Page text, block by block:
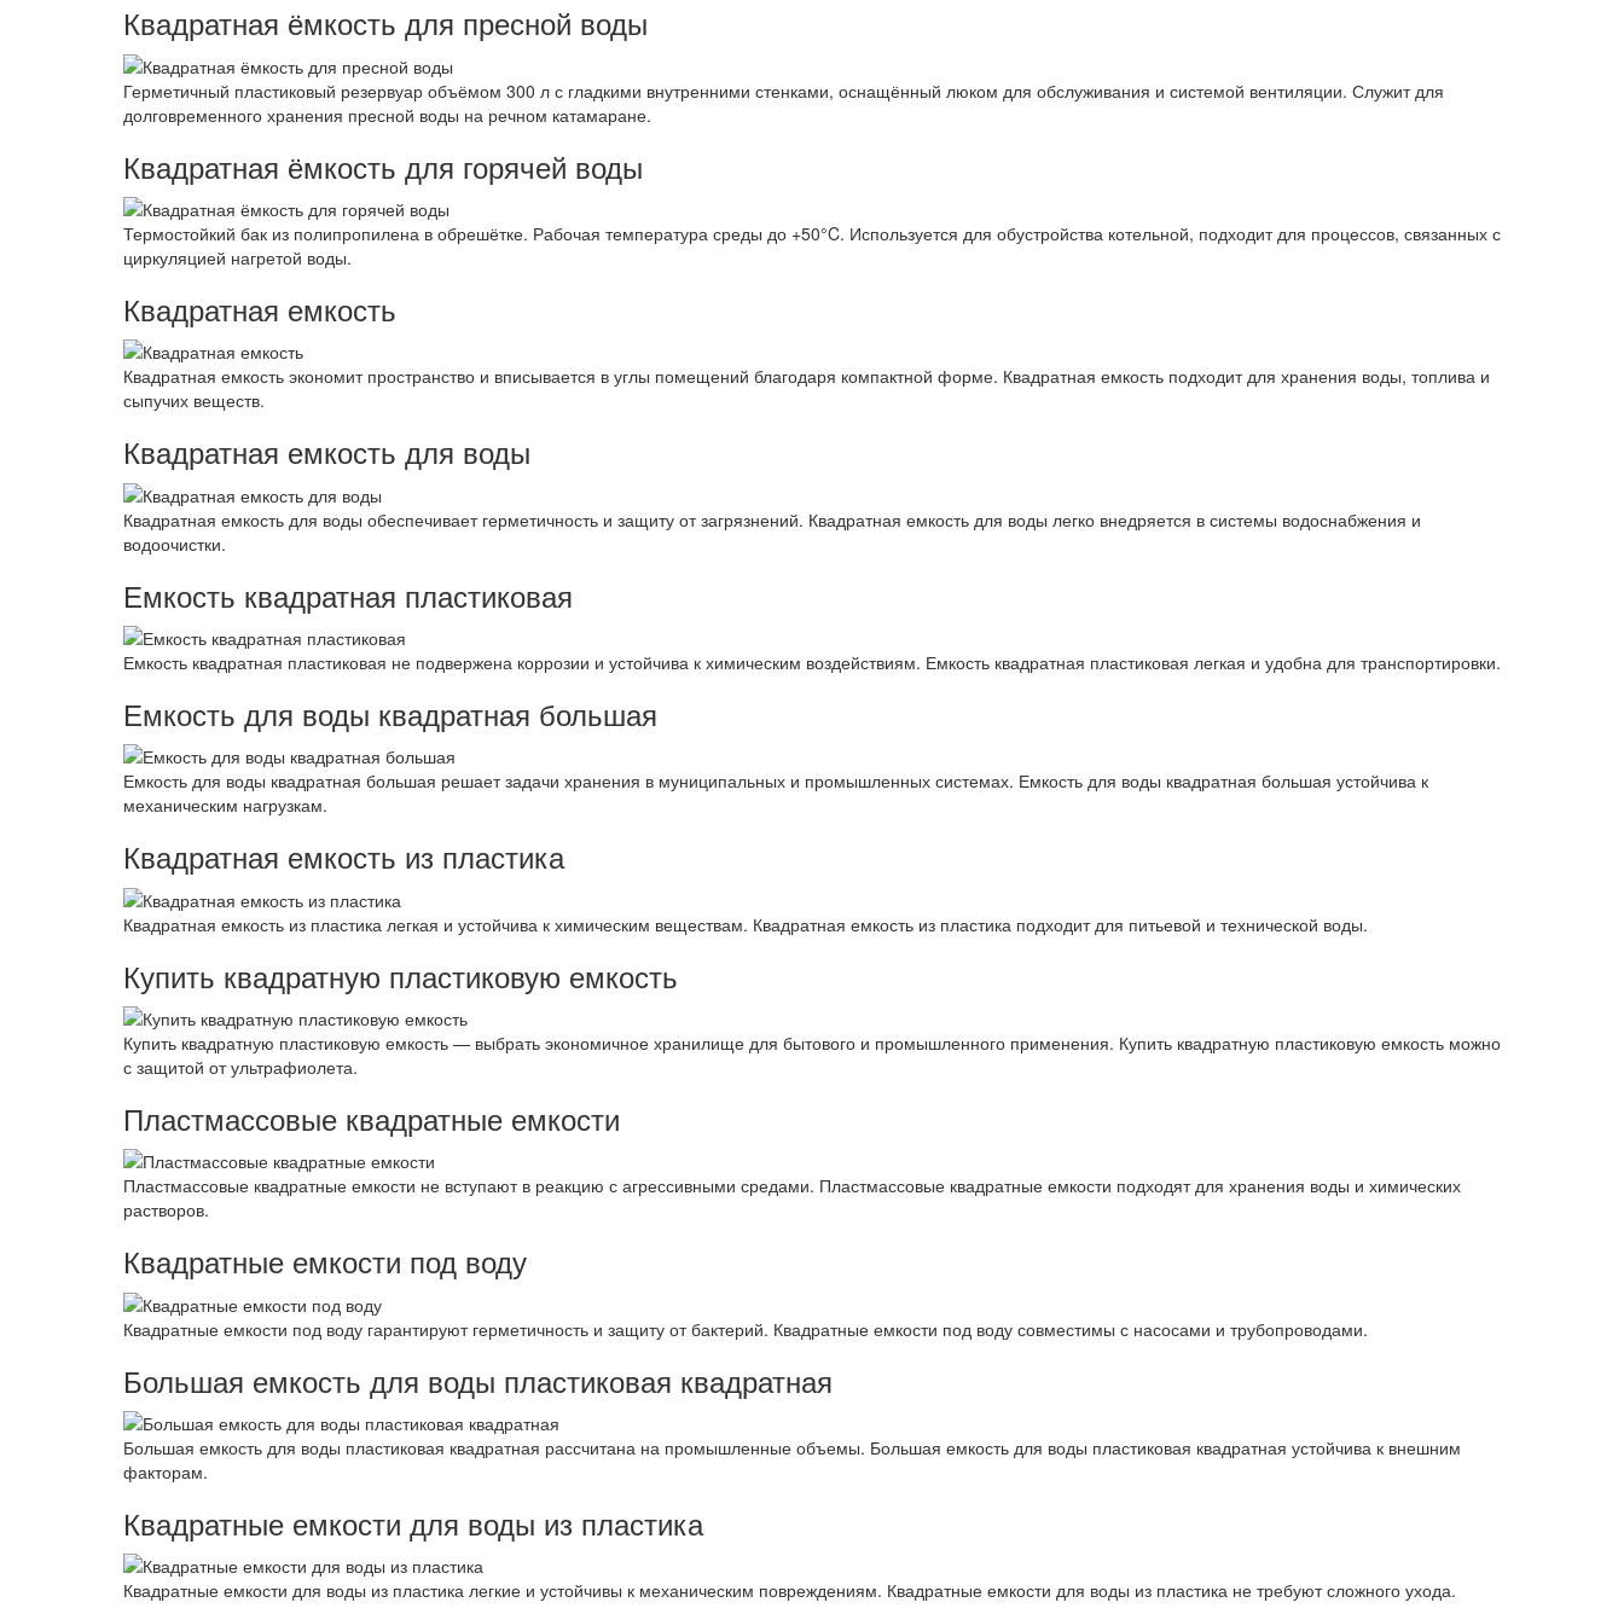
Квадратная ёмкость для пресной воды
Герметичный пластиковый резервуар объёмом 300 л с гладкими внутренними стенками, оснащённый люком для обслуживания и системой вентиляции. Служит для
долговременного хранения пресной воды на речном катамаране.
Квадратная ёмкость для горячей воды
Термостойкий бак из полипропилена в обрешётке. Рабочая температура среды до +50°C. Используется для обустройства котельной, подходит для процессов, связанных с
циркуляцией нагретой воды.
Квадратная емкость
Квадратная емкость экономит пространство и вписывается в углы помещений благодаря компактной форме. Квадратная емкость подходит для хранения воды, топлива и
сыпучих веществ.
Квадратная емкость для воды
Квадратная емкость для воды обеспечивает герметичность и защиту от загрязнений. Квадратная емкость для воды легко внедряется в системы водоснабжения и
водоочистки.
Емкость квадратная пластиковая
Емкость квадратная пластиковая не подвержена коррозии и устойчива к химическим воздействиям. Емкость квадратная пластиковая легкая и удобна для транспортировки.
Емкость для воды квадратная большая
Емкость для воды квадратная большая решает задачи хранения в муниципальных и промышленных системах. Емкость для воды квадратная большая устойчива к
механическим нагрузкам.
Квадратная емкость из пластика
Квадратная емкость из пластика легкая и устойчива к химическим веществам. Квадратная емкость из пластика подходит для питьевой и технической воды.
Купить квадратную пластиковую емкость
Купить квадратную пластиковую емкость — выбрать экономичное хранилище для бытового и промышленного применения. Купить квадратную пластиковую емкость можно
с защитой от ультрафиолета.
Пластмассовые квадратные емкости
Пластмассовые квадратные емкости не вступают в реакцию с агрессивными средами. Пластмассовые квадратные емкости подходят для хранения воды и химических
растворов.
Квадратные емкости под воду
Квадратные емкости под воду гарантируют герметичность и защиту от бактерий. Квадратные емкости под воду совместимы с насосами и трубопроводами.
Большая емкость для воды пластиковая квадратная
Большая емкость для воды пластиковая квадратная рассчитана на промышленные объемы. Большая емкость для воды пластиковая квадратная устойчива к внешним
факторам.
Квадратные емкости для воды из пластика
Квадратные емкости для воды из пластика легкие и устойчивы к механическим повреждениям. Квадратные емкости для воды из пластика не требуют сложного ухода.